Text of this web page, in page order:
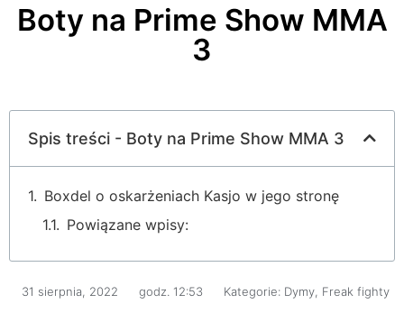
Boty na Prime Show MMA
3
Spis treści - Boty na Prime Show MMA 3
Boxdel o oskarżeniach Kasjo w jego stronę
Powiązane wpisy:
31 sierpnia, 2022 godz. 12:53 Kategorie: Dymy Freak fighty